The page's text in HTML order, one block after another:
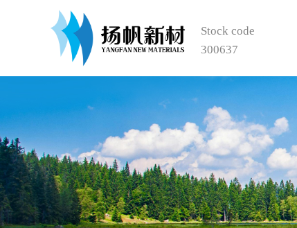
Stock code
300637